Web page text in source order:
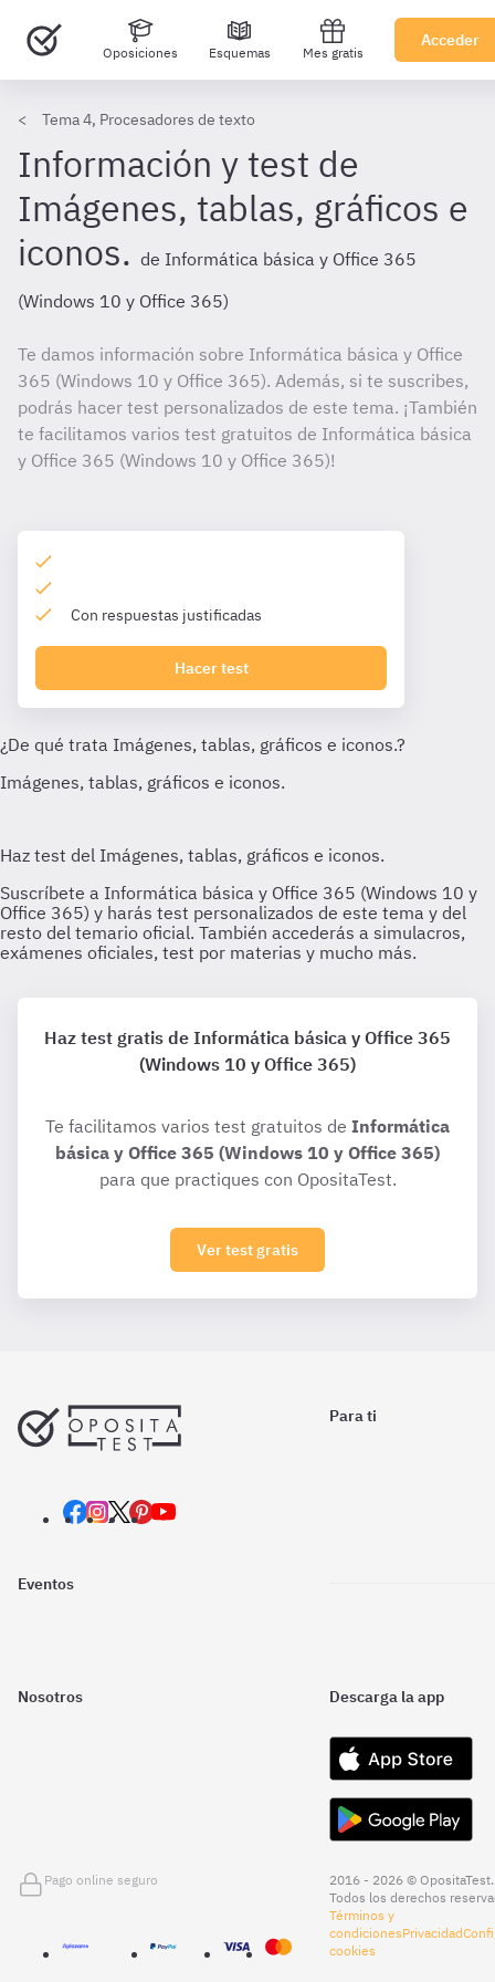
Oposiciones Esquemas Mes gratis
Acceder
Tema 4, Procesadores de texto
Información y test de
Imágenes, tablas, gráficos e
iconos. de Informática básica y Office 365
(Windows 10 y Office 365)
Te damos información sobre Informática básica y Office
365 (Windows 10 y Office 365). Además, si te suscribes,
podrás hacer test personalizados de este tema. ¡También
te facilitamos varios test gratuitos de Informática básica
y Office 365 (Windows 10 y Office 365)!
Con respuestas justificadas
Hacer test
Haz test gratis de Informática básica y Office 365
(Windows 10 y Office 365)
Te facilitamos varios test gratuitos de Informática
básica y Office 365 (Windows 10 y Office 365)
para que practiques con OpositaTest.
Ver test gratis
Para ti
Eventos
Nosotros Descarga la app
Pago online seguro
2016 - 2026 © OpositaTest.
Todos los derechos
Términos y
condicionesPrivacidad
cookies